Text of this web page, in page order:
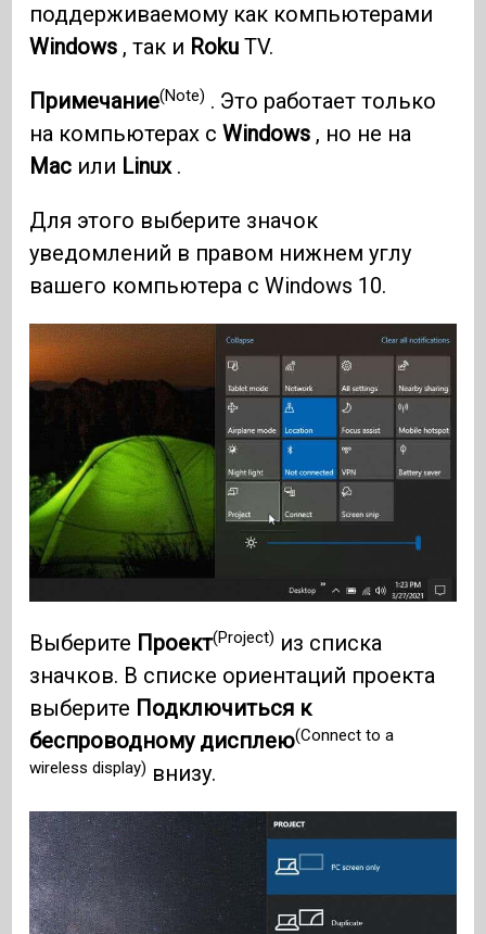
поддерживаемому как компьютерами
Windows , так и Roku TV.
Примечание(Note) . Это работает только
на компьютерах сWindows , но не на
Mac или Linux.
Для этого выберите значок
уведомлений в правом нижнем углу
вашего компьютера с Windows 10.
Выберите Проект(Project) из списка
значков. В списке ориентаций проекта
выберите Подключиться к
беспроводному дисплею(Connect to a
wireless display) внизу.